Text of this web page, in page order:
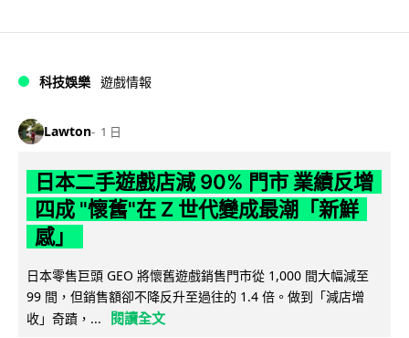
科技娛樂 遊戲情報
Lawton 1 日
日本二手遊戲店減 90% 門市 業績反增
四成 "懷舊"在 Z 世代變成最潮「新鮮
感」
日本零售巨頭 GEO 將懷舊遊戲銷售門市從 1,000 間大幅減至
99 間，但銷售額卻不降反升至過往的 1.4 倍。做到「減店增
收」奇蹟，...
閱讀全文